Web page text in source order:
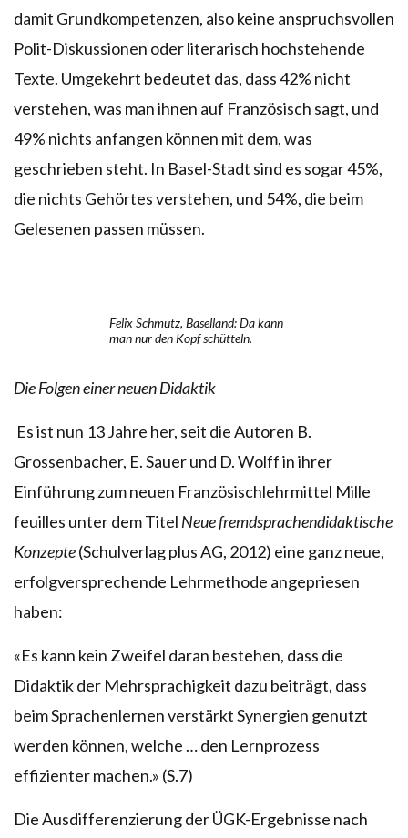
damit Grundkompetenzen, also keine anspruchsvollen
Polit-Diskussionen oder literarisch hochstehende
Texte. Umgekehrt bedeutet das, dass 42% nicht
verstehen, was man ihnen auf Französisch sagt, und
49% nichts anfangen können mit dem, was
geschrieben steht. In Basel-Stadt sind es sogar 45%,
die nichts Gehörtes verstehen, und 54%, die beim
Gelesenen passen müssen.
Felix Schmutz, Baselland: Da kann
man nur den Kopf schütteln.
Die Folgen einer neuen Didaktik
Es ist nun 13 Jahre her, seit die Autoren B.
Grossenbacher, E. Sauer und D. Wolff in ihrer
Einführung zum neuen Französischlehrmittel Mille
feuilles unter dem Titel Neue fremdsprachendidaktische
Konzepte(Schulverlag plus AG, 2012) eine ganz neue,
erfolgversprechende Lehrmethode angepriesen
haben:
«Es kann kein Zweifel daran bestehen, dass die
Didaktik der Mehrsprachigkeit dazu beiträgt, dass
beim Sprachenlernen verstärkt Synergien genutzt
werden können, welche … den Lernprozess
effizienter machen.» (S.7)
Die Ausdifferenzierung der ÜGK-Ergebnisse nach